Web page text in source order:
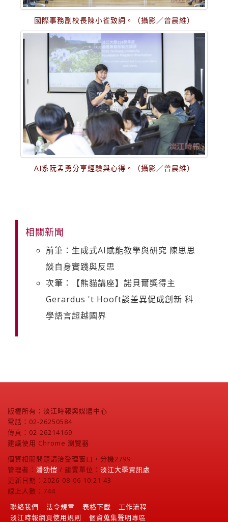
國際事務副校長陳小雀致詞。（攝影／曾晨維）
AI系阮孟勇分享經驗與心得。（攝影／曾晨維）
相關新聞
前筆：生成式AI賦能教學與研究 陳思思
談自身實踐與反思
次筆：【熊貓講座】諾貝爾獎得主
Gerardus 't Hooft談差異促成創新 科
學語言超越國界
版權所有：淡江時報與媒體中心
電話：02-26250584
傳真：02-26214169
建議使用 Chrome 瀏覽器
個資相關問題請洽受理窗口，分機2799
管理者： 潘劭愷 / 建置單位： 淡江大學資訊處
更新日期：2026-08-06 10:21:43
線上人數：744
聯絡我們
法令規章 表格下載
工作流程
淡江時報網頁使用規則
個資蒐集聲明專區